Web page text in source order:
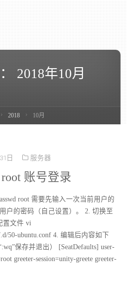
2018年10月
2018 10月
日 服务器
账号登录
root 需要先输入一次当前用户的
户的密码（自己设置）。 2. 切换至
置文件 vi
50-ubuntu.conf 4. 编辑后内容如下
保存并退出） [SeatDefaults] user-
greeter-session=unity-greete greeter-